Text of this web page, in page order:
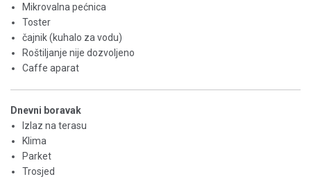
Mikrovalna pećnica
Toster
čajnik (kuhalo za vodu)
Roštiljanje nije dozvoljeno
Caffe aparat
Dnevni boravak
Izlaz na terasu
Klima
Parket
Trosjed